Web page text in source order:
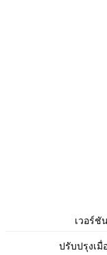
เวอร์ชั
ปรับปรุงเมื่